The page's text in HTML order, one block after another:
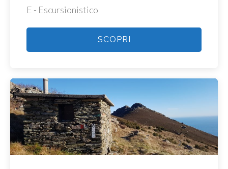
E - Escursionistico
SCOPRI